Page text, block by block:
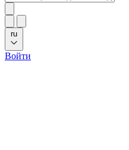
ru
Войти